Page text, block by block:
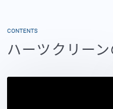
CONTENTS
ハーツクリー